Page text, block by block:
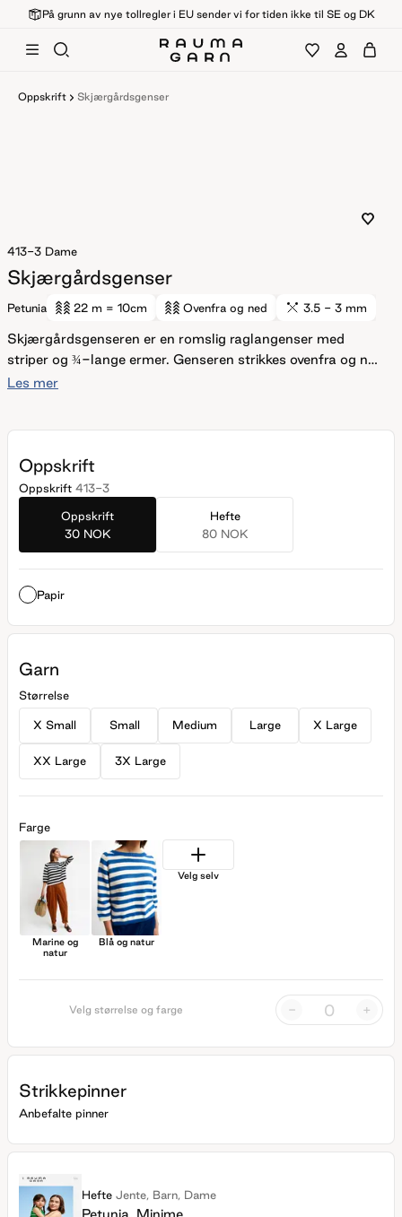
På grunn av nye tollregler i EU sender vi for tiden ikke til SE og DK
Oppskrift Skjærgårdsgenser
413-3 Dame
Skjærgårdsgenser
Petunia 22 m = 10cm Ovenfra og ned 3.5 - 3 mm
Skjærgårdsgenseren er en romslig raglangenser med
striper og ¾-lange ermer. Genseren strikkes ovenfra og ned
i glattstrikk og med ribbestrikkede kanter. For å få en
Les mer
Oppskrift
Oppskrift 413-3
Oppskrift
30 NOK
Hefte
80 NOK
Papir
Garn
Størrelse
X Small Small Medium Large X Large
XX Large 3X Large
Farge
Marine og
natur
Blå og natur
Velg selv
Velg størrelse og farge - +
Strikkepinner
Anbefalte pinner
Hefte Jente, Barn, Dame
Petunia, Minime